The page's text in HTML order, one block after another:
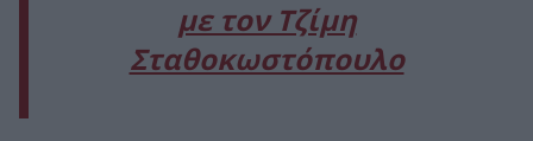
με τον Τζίμη
Σταθοκωστόπουλο